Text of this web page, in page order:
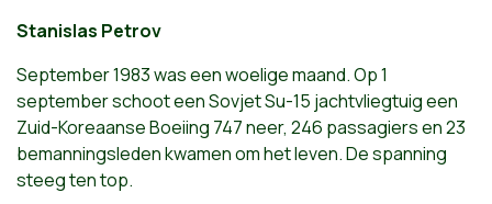
Stanislas Petrov
September 1983 was een woelige maand. Op 1
september schoot een Sovjet Su-15 jachtvliegtuig een
Zuid-Koreaanse Boeiing 747 neer, 246 passagiers en 23
bemanningsleden kwamen om het leven. De spanning
steeg ten top.